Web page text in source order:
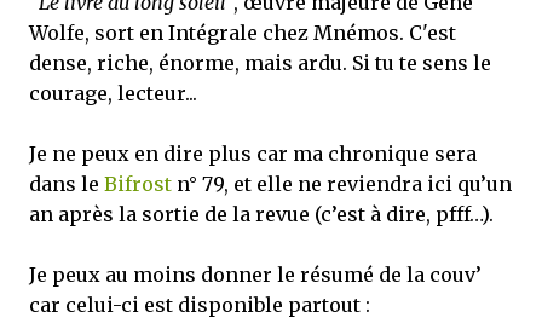
Wolfe, sort en Intégrale chez Mnémos. C'est
dense, riche, énorme, mais ardu. Si tu te sens le
courage, lecteur...
Je ne peux en dire plus car ma chronique sera
dans le Bifrost n° 79, et elle ne reviendra ici qu’un
an après la sortie de la revue (c’est à dire, pfff…).
Je peux au moins donner le résumé de la couv’
car celui-ci est disponible partout :